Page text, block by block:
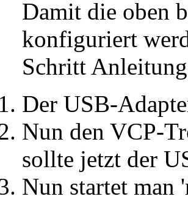
Damit die oben
konfiguriert
Schritt
Der USB-
Nun den VCP-
sollte jetzt der
Nun startet